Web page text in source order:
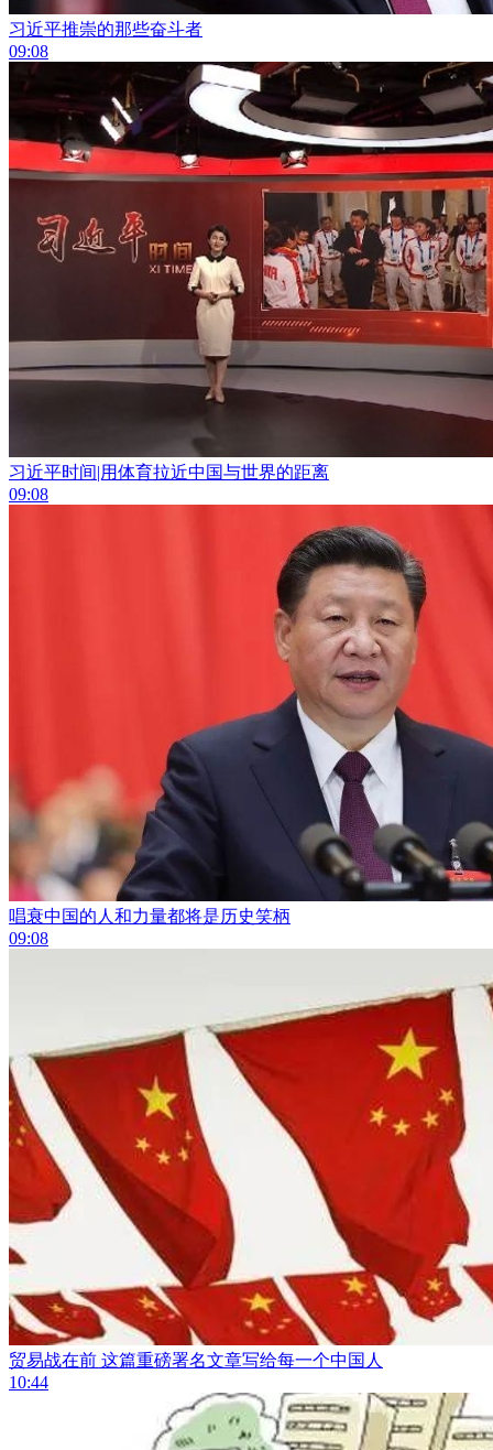
习近平推崇的那些奋斗者
09:08
习近平时间|用体育拉近中国与世界的距离
09:08
唱衰中国的人和力量都将是历史笑柄
09:08
贸易战在前 这篇重磅署名文章写给每一个中国人
10:44